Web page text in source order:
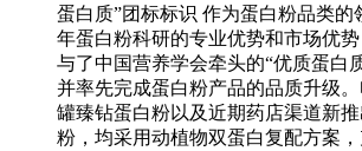
蛋白质”团标标识 作为蛋白粉品类的
年蛋白粉科研的专业优势和市场优
与了中国营养学会牵头的“优质蛋白
并率先完成蛋白粉产品的品质升级
罐臻钻蛋白粉以及近期药店渠道新
粉，均采用动植物双蛋白复配方案